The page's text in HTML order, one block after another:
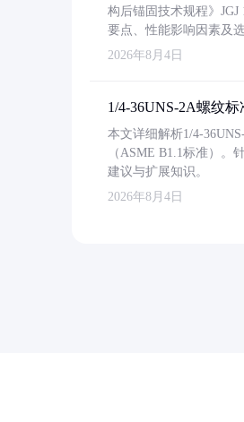
构后锚固技术规程》
要点、性能影响因素及
2026年8月4日
1/4-36UNS-2A螺纹
本文详细解析1/4-
（ASME B1.1标准）
建议与扩展知识。
2026年8月4日